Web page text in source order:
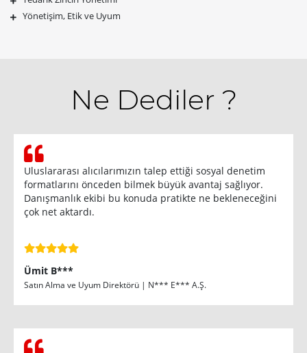
Yönetişim, Etik ve Uyum
Ne Dediler ?
Uluslararası alıcılarımızın talep ettiği sosyal denetim
formatlarını önceden bilmek büyük avantaj sağlıyor.
Danışmanlık ekibi bu konuda pratikte ne bekleneceğini
çok net aktardı.
Ümit B***
Satın Alma ve Uyum Direktörü | N*** E*** A.Ş.